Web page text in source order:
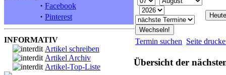
· Facebook
· Pinterest
INFORMATIV
Artikel schreiben
Artikel Archiv
Artikel-Top-Liste
Termin suchen Seite
Übersicht der